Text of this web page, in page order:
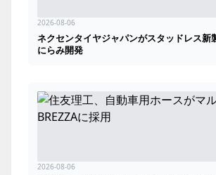
2026-08-06
ネクセンタイヤジャパンがスタッドレス新
にらみ開発
2026-08-06